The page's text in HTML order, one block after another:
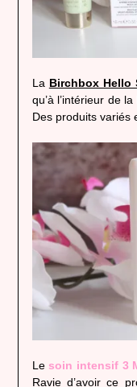
La Birchbox Hello
qu’à l’intérieur de
Des produits variés
Le soin intensif 3
Ravie d’avoir ce